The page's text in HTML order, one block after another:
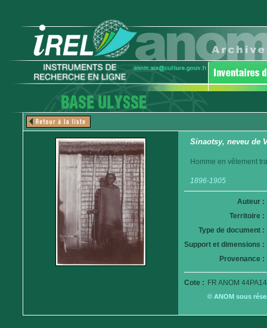
Sinaotsy, neveu de
Homme en vêtement
1896-1905
Auteur :
Territoire :
Type de document :
Support et dimensions :
Provenance :
Cote : FR ANOM
© ANOM sous